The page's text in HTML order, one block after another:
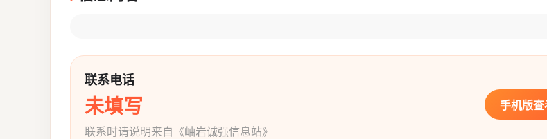
联系电话
未填写
联系时请说明来自《岫岩诚强信息站》
手机版